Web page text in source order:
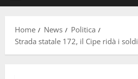
Home News
Politica
Strada statale 172, il Cipe ridà i soldi